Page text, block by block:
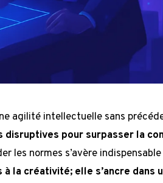
agilité intellectuelle sans
pour surpasser la
les normes s’avère
à la créativité; elle s’ancre dans